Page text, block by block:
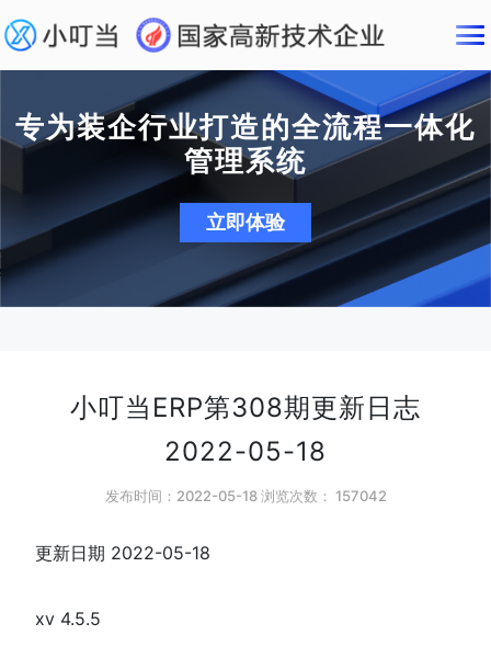
专为装企行业打造的全流程一体化
管理系统
立即体验
小叮当ERP第308期更新日志
2022-05-18
发布时间：2022-05-18 浏览次数： 157042
更新日期 2022-05-18
xv 4.5.5